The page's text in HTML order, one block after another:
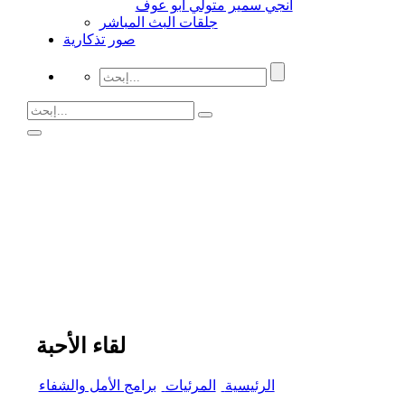
انجي سمير متولي أبو عوف
جلقات البث المباشر
صور تذكارية
لقاء الأحبة
الرئيسية المرئيات برامج الأمل والشفاء